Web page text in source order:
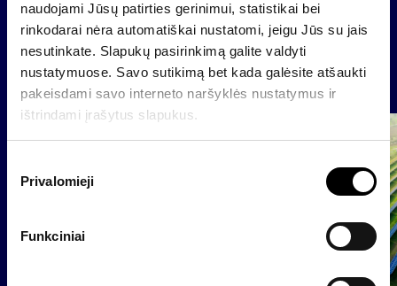
naudojami Jūsų patirties gerinimui, statistikai bei
rinkodarai nėra automatiškai nustatomi, jeigu Jūs su jais
nesutinkate. Slapukų pasirinkimą galite valdyti
nustatymuose. Savo sutikimą bet kada galėsite atšaukti
pakeisdami savo interneto naršyklės nustatymus ir
ištrindami įrašytus slapukus.
Privalomieji
Funkciniai
Naujienos